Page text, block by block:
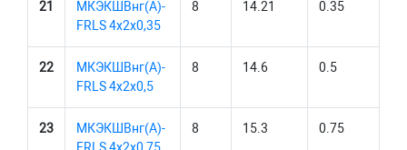
21
МКЭКШВнг(А)-
FRLS 4х2х0,35
8 14.21 0.35
22
МКЭКШВнг(А)-
FRLS 4х2х0,5
8 14.6 0.5
23
МКЭКШВнг(А)-
8 15.3 0.75